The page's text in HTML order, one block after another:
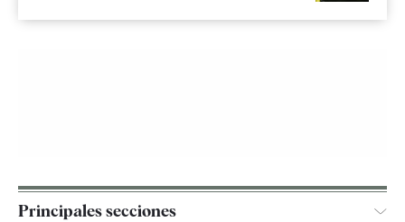
Principales secciones